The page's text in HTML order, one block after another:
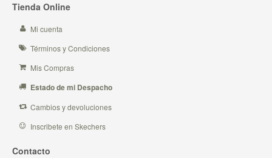
Tienda Online
Mi cuenta
Términos y Condiciones
Mis Compras
Estado de mi Despacho
Cambios y devoluciones
Inscribete en Skechers
Contacto